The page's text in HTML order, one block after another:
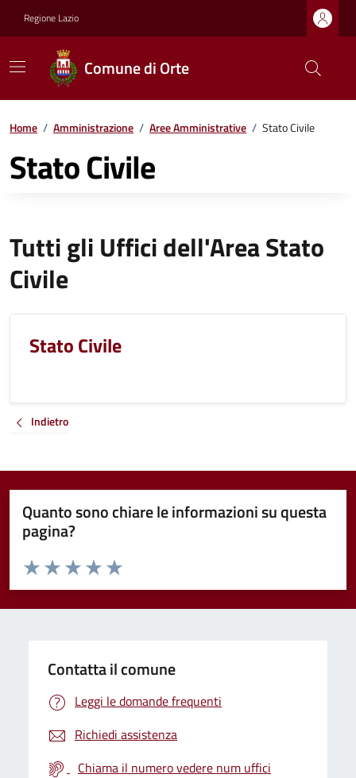
Regione Lazio
Comune di Orte
Home / Amministrazione / Aree Amministrative / Stato Civile
Stato Civile
Tutti gli Uffici dell'Area Stato
Civile
Stato Civile
Indietro
Quanto sono chiare le informazioni su questa
pagina?
Valuta da 1 a 5 stelle la pagina
Valuta 5 stelle su 5
Valuta 4 stelle su 5
Valuta 3 stelle su 5
Valuta 2 stelle su 5
Valuta 1 stelle su 5
Contatta il comune
Leggi le domande frequenti
Richiedi assistenza
Chiama il numero vedere num uffici